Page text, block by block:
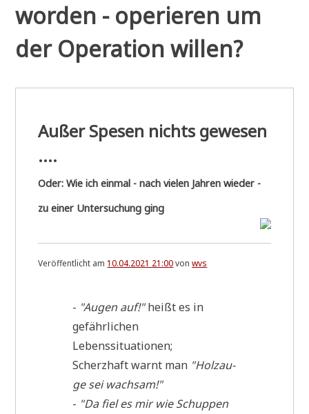
worden - operieren um
der Operation willen?
Außer Spesen nichts gewesen
....
Oder: Wie ich einmal - nach vielen Jahren wieder -
zu einer Untersuchung ging
Veröffentlicht am 10.04.2021 21:00vonwvs
- "Augen auf!"heißt es in
gefähr­li­chen
Lebenssituationen;
Scherz­haft warnt man "Holz­au­
ge sei wachsam!"
- "Da fiel es mir wie Schup­pen